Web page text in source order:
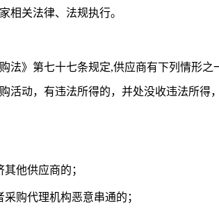
相关法律、法规执行。
法》第七十七条规定,供应商有下列情形
活动，有违法所得的，并处没收违法所
他供应商的；
购代理机构恶意串通的；